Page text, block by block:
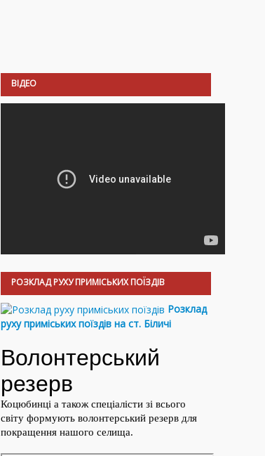
ВІДЕО
РОЗКЛАД РУХУ ПРИМІСЬКИХ ПОЇЗДІВ
Розклад
руху приміських поїздів на ст. Біличі